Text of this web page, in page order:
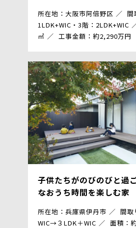
所在地：大阪市阿倍野区
間
1LDK+WIC・3階：2LDK+WIC
㎡
工事金額：約2,290万円
子供たちがのびのびと過
なおうち時間を楽しむ家
所在地：兵庫県伊丹市
間取
WIC→３LDK＋WIC
面積：